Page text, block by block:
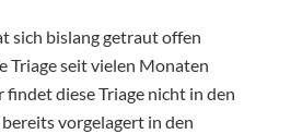
sich bislang getraut offen
Triage seit vielen Monaten
diese Triage nicht in den
vorgelagert in den